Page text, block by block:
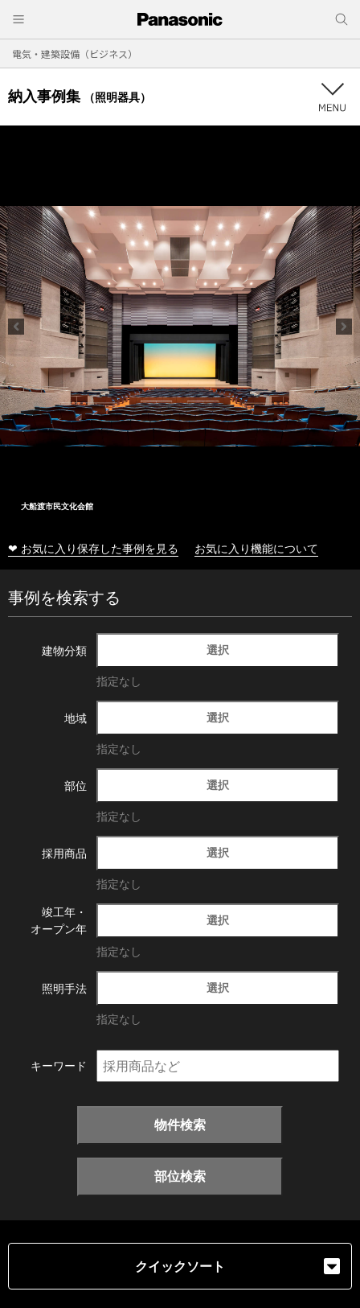
電気・建築設備（ビジネス）
納入事例集 （照明器具）
大船渡市民文化会館
❤ お気に入り保存した事例を見る お気に入り機能について
事例を検索する
建物分類 選択
指定なし
地域 選択
指定なし
部位 選択
指定なし
採用商品 選択
指定なし
竣工年・
オープン年
選択
指定なし
照明手法 選択
指定なし
キーワード
物件検索
部位検索
クイックソート